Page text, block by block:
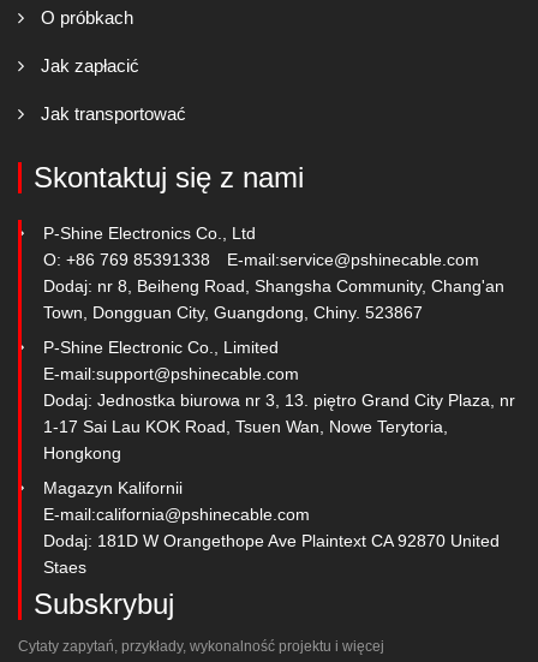
O próbkach
Jak zapłacić
Jak transportować
Skontaktuj się z nami
P-Shine Electronics Co., Ltd
O: +86 769 85391338
E-mail:service@pshinecable.com
Dodaj: nr 8, Beiheng Road, Shangsha Community, Chang'an
Town, Dongguan City, Guangdong, Chiny. 523867
P-Shine Electronic Co., Limited
E-mail:support@pshinecable.com
Dodaj: Jednostka biurowa nr 3, 13. piętro Grand City Plaza, nr
1-17 Sai Lau KOK Road, Tsuen Wan, Nowe Terytoria,
Hongkong
Magazyn Kalifornii
E-mail:california@pshinecable.com
Dodaj: 181D W Orangethope Ave Plaintext CA 92870 United
Staes
Subskrybuj
Cytaty zapytań, przykłady, wykonalność projektu i więcej